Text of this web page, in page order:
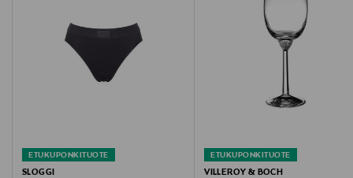
Avainsanat
paita, t-paita, puuvillapaita, printtipaita, NAME IT,
lasten paita, Pokémon
ETUKUPONKITUOTE
SLOGGI
ETUKUPONKITUOTE
VILLEROY & BOCH